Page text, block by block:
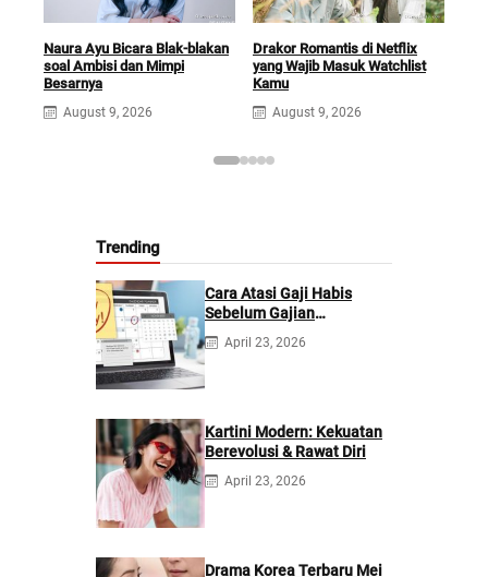
Naura Ayu Bicara Blak-blakan
soal Ambisi dan Mimpi
Besarnya
August 9, 2026
Drakor Romantis di Netflix
yang Wajib Masuk Watchlist
Kamu
August 9, 2026
Trending
Cara Atasi Gaji Habis
Sebelum Gajian
Berikutnya
April 23, 2026
Kartini Modern: Kekuatan
Berevolusi & Rawat Diri
April 23, 2026
Drama Korea Terbaru Mei